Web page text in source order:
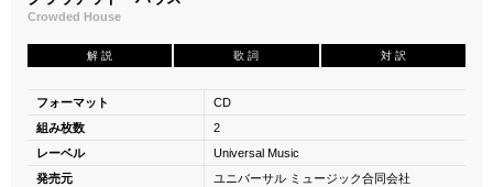
Crowded House
解 説 歌 詞 対 訳
フォーマット
CD
組み枚数
2
レーベル
Universal Music
発売元
ユニバーサル ミュージック合同会社